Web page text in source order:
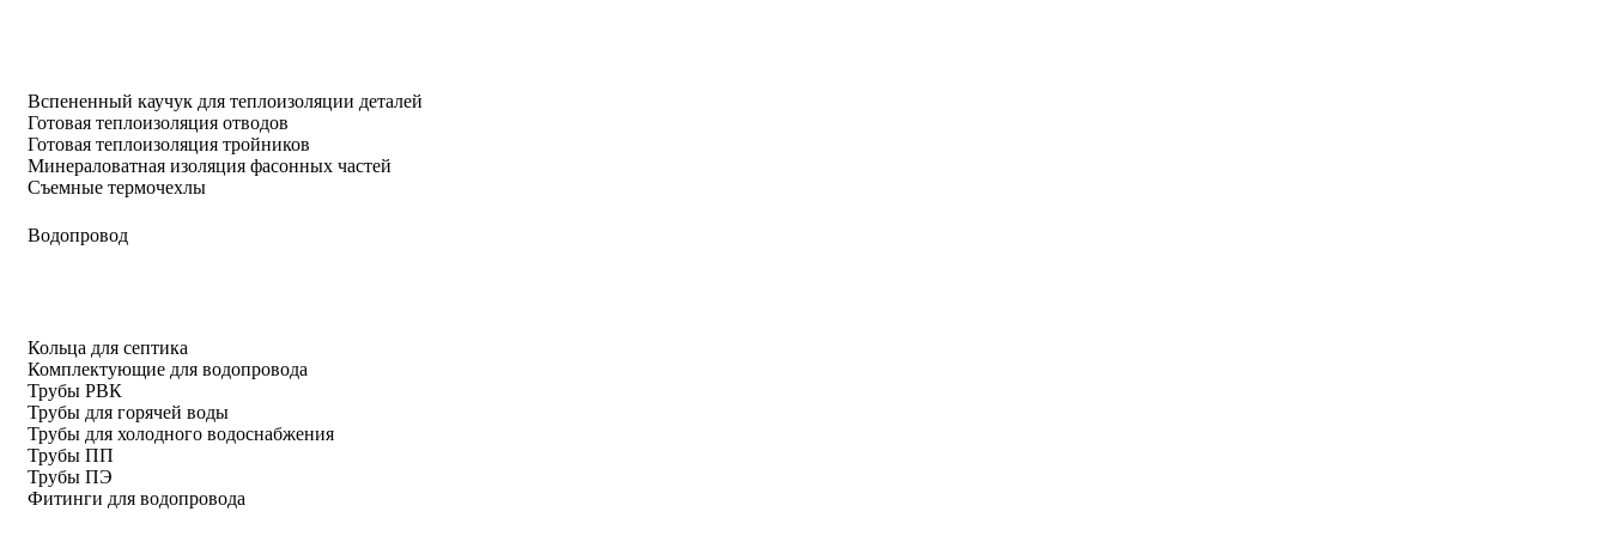
Вспененный каучук для теплоизоляции деталей
Готовая теплоизоляция отводов
Готовая теплоизоляция тройников
Минераловатная изоляция фасонных частей
Съемные термочехлы
Водопровод
Кольца для септика
Комплектующие для водопровода
Трубы РВК
Трубы для горячей воды
Трубы для холодного водоснабжения
Трубы ПП
Трубы ПЭ
Фитинги для водопровода